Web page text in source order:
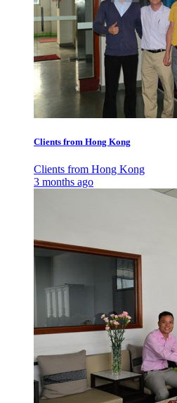
Clients from Hong Kong
Clients from Hong Kong
3 months ago